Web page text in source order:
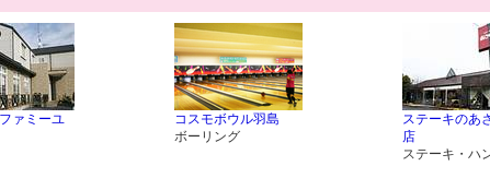
ァミーユ
コスモボウル羽島
ボーリング
ステーキのあ
店
ステーキ・ハ